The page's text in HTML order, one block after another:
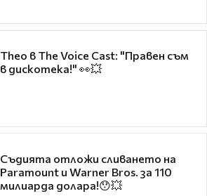
Theo в The Voice Cast: "Правен съм
в дискотека!" 👀💥
Съдията отложи сливането на
Paramount и Warner Bros. за 110
милиарда долара!😯💥